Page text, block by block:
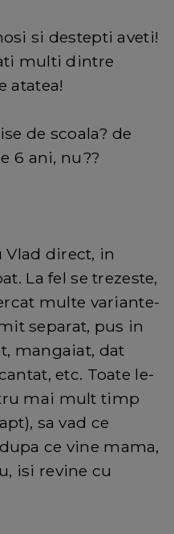
si destepti aveti!
multi dintre
atatea!
de scoala? de
6 ani, nu??
direct, in
La fel se trezeste,
multe variante-
separat, pus in
mangaiat, dat
etc. Toate le-
mai mult timp
sa vad ce
ce vine mama,
isi revine cu